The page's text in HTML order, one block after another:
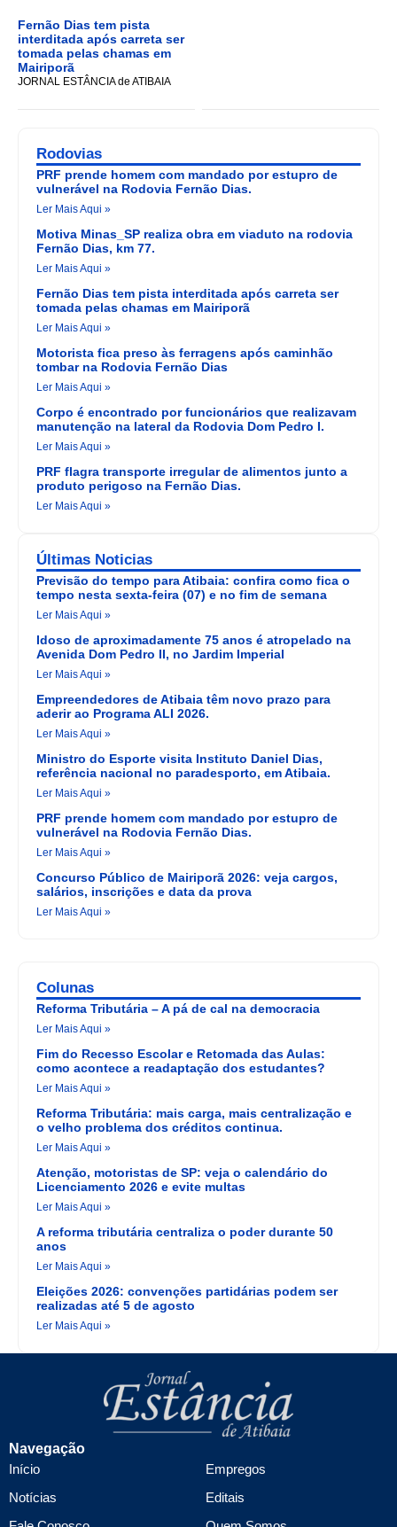
Fernão Dias tem pista
interditada após carreta ser
tomada pelas chamas em
Mairiporã
JORNAL ESTÂNCIA de ATIBAIA
Rodovias
PRF prende homem com mandado por estupro de
vulnerável na Rodovia Fernão Dias.
Ler Mais Aqui »
Motiva Minas_SP realiza obra em viaduto na rodovia
Fernão Dias, km 77.
Ler Mais Aqui »
Fernão Dias tem pista interditada após carreta ser
tomada pelas chamas em Mairiporã
Ler Mais Aqui »
Motorista fica preso às ferragens após caminhão
tombar na Rodovia Fernão Dias
Ler Mais Aqui »
Corpo é encontrado por funcionários que realizavam
manutenção na lateral da Rodovia Dom Pedro I.
Ler Mais Aqui »
PRF flagra transporte irregular de alimentos junto a
produto perigoso na Fernão Dias.
Ler Mais Aqui »
Últimas Noticias
Previsão do tempo para Atibaia: confira como fica o
tempo nesta sexta-feira (07) e no fim de semana
Ler Mais Aqui »
Idoso de aproximadamente 75 anos é atropelado na
Avenida Dom Pedro II, no Jardim Imperial
Ler Mais Aqui »
Empreendedores de Atibaia têm novo prazo para
aderir ao Programa ALI 2026.
Ler Mais Aqui »
Ministro do Esporte visita Instituto Daniel Dias,
referência nacional no paradesporto, em Atibaia.
Ler Mais Aqui »
PRF prende homem com mandado por estupro de
vulnerável na Rodovia Fernão Dias.
Ler Mais Aqui »
Concurso Público de Mairiporã 2026: veja cargos,
salários, inscrições e data da prova
Ler Mais Aqui »
Colunas
Reforma Tributária – A pá de cal na democracia
Ler Mais Aqui »
Fim do Recesso Escolar e Retomada das Aulas:
como acontece a readaptação dos estudantes?
Ler Mais Aqui »
Reforma Tributária: mais carga, mais centralização e
o velho problema dos créditos continua.
Ler Mais Aqui »
Atenção, motoristas de SP: veja o calendário do
Licenciamento 2026 e evite multas
Ler Mais Aqui »
A reforma tributária centraliza o poder durante 50
anos
Ler Mais Aqui »
Eleições 2026: convenções partidárias podem ser
realizadas até 5 de agosto
Ler Mais Aqui »
Navegação
Início
Notícias
Empregos
Editais